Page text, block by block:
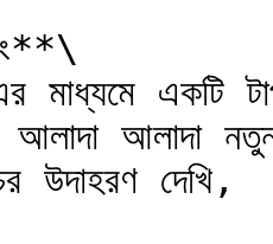
মাধ্যমে একটি
আলাদা আলাদা
উদাহরণ দেখি,